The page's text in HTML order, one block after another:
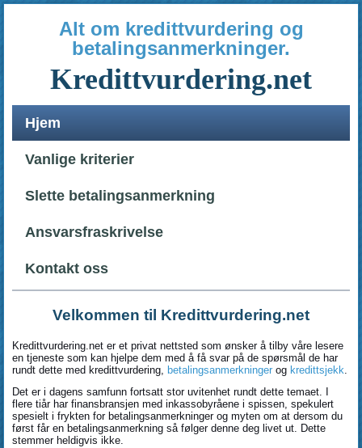
Alt om kredittvurdering og
betalingsanmerkninger.
Kredittvurdering.net
Hjem
Vanlige kriterier
Slette betalingsanmerkning
Ansvarsfraskrivelse
Kontakt oss
Velkommen til Kredittvurdering.net
Kredittvurdering.net er et privat nettsted som ønsker å tilby våre lesere
en tjeneste som kan hjelpe dem med å få svar på de spørsmål de har
rundt dette med kredittvurdering, betalingsanmerkninger og kredittsjekk.
Det er i dagens samfunn fortsatt stor uvitenhet rundt dette temaet. I
flere tiår har finansbransjen med inkassobyråene i spissen, spekulert
spesielt i frykten for betalingsanmerkninger og myten om at dersom du
først får en betalingsanmerkning så følger denne deg livet ut. Dette
stemmer heldigvis ikke.